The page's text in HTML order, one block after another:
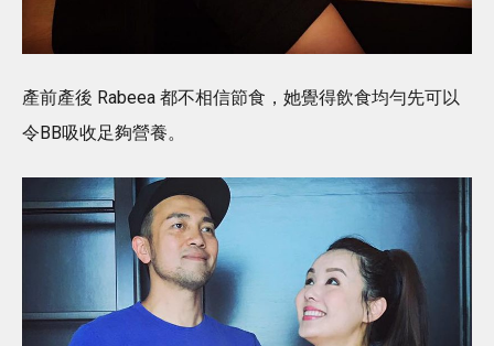
產前產後 Rabeea 都不相信節食，她覺得飲食均勻先可以
令BB吸收足夠營養。